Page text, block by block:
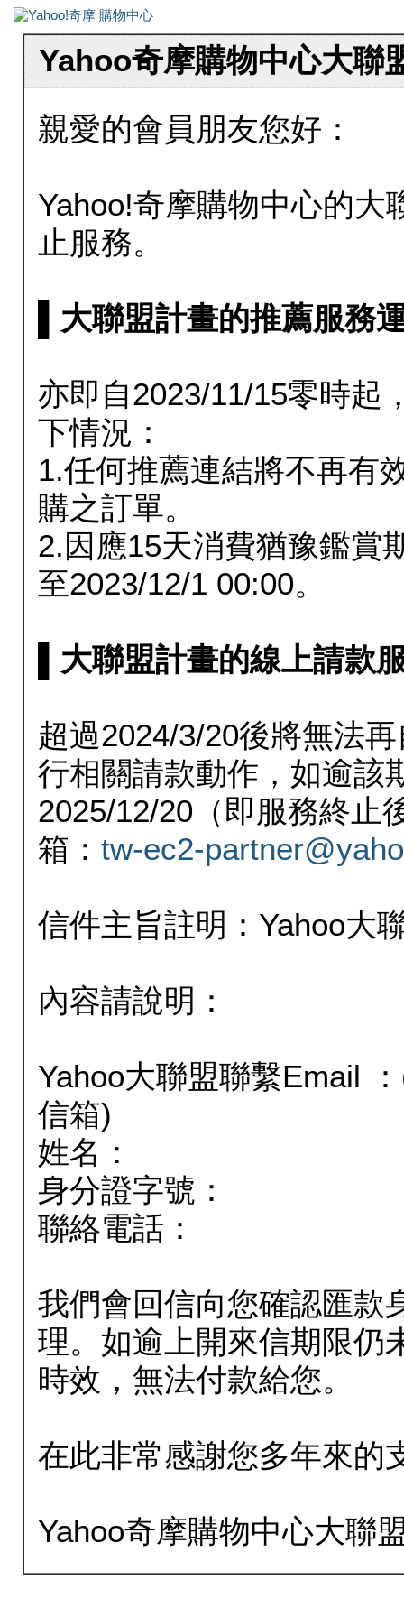
Yahoo奇摩購物中心大聯
親愛的會員朋友您好：
Yahoo!奇摩購物中心的大
止服務。
▌大聯盟計畫的推薦服務
亦即自2023/11/15零時起
下情況：
1.任何推薦連結將不再有
購之訂單。
2.因應15天消費猶豫鑑賞
至2023/12/1 00:00。
▌大聯盟計畫的線上請款
超過2024/3/20後將無法
行相關請款動作，如逾該
2025/12/20（即服務終止
箱： tw-ec2-
信件主旨註明：Yahoo大
內容請說明：
Yahoo大聯盟聯繫Email
信箱)
姓名：
身分證字號：
聯絡電話：
我們會回信向您確認匯款
理。如逾上開來信期限仍
時效，無法付款給您。
在此非常感謝您多年來的
Yahoo奇摩購物中心大